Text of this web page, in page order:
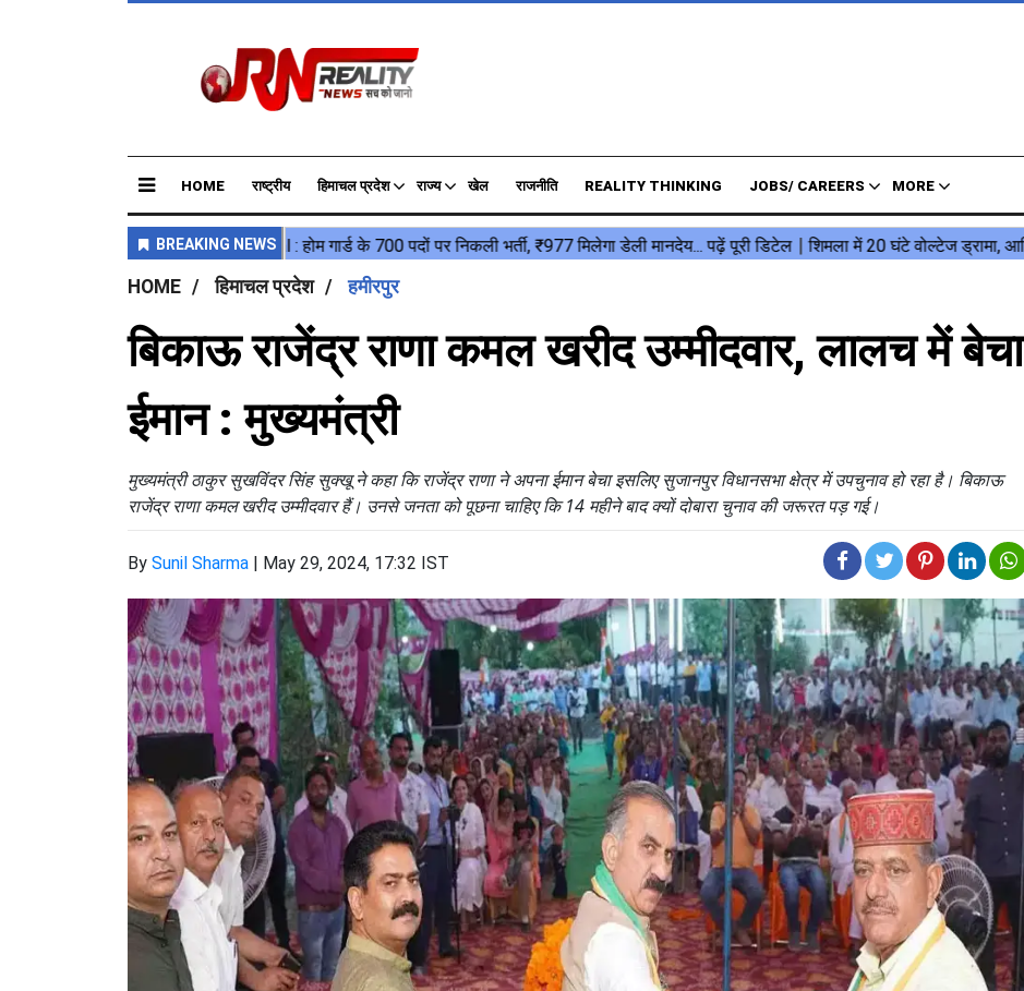
HOME राष्ट्रीय हिमाचल प्रदेश राज्य खेल राजनीति REALITY THINKING JOBS/ CAREERS MORE
HOME हिमाचल प्रदेश हमीरपुर
बिकाऊ राजेंद्र राणा कमल खरीद उम्मीदवार, लालच में बेचा
ईमान : मुख्यमंत्री
मुख्यमंत्री ठाकुर सुखविंदर सिंह सुक्खू ने कहा कि राजेंद्र राणा ने अपना ईमान बेचा इसलिए सुजानपुर विधानसभा क्षेत्र में उपचुनाव हो रहा है। बिकाऊ
राजेंद्र राणा कमल खरीद उम्मीदवार हैं। उनसे जनता को पूछना चाहिए कि 14 महीने बाद क्यों दोबारा चुनाव की जरूरत पड़ गई।
By Sunil Sharma | May 29, 2024, 17:32 IST